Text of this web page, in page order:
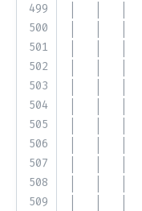
499
500
501
502
503
504
505
506
507
508
509
│   │   │
│   │   │
│   │   │
│   │   │
│   │   │
│   │   │
│   │   │
│   │   │
│   │   │
│   │   │
│   │   │